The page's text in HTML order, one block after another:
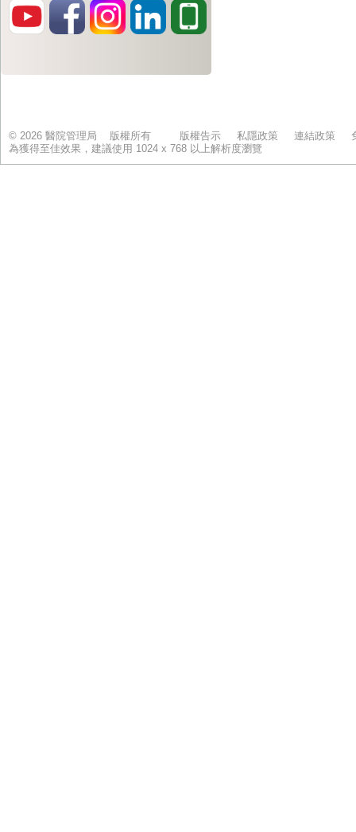
© 2026 醫院管理局 版權所有 版權告示 私隱政策 連結政策
為獲得至佳效果，建議使用 1024 x 768 以上解析度瀏覽